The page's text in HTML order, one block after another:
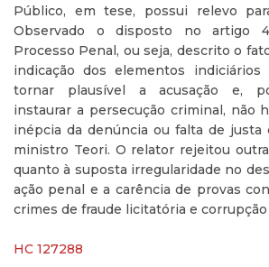
Público, em tese, possui relevo
Observado o disposto no artigo
Processo Penal, ou seja, descrito o
indicação dos elementos
tornar plausível a acusação e,
instaurar a persecução criminal, não
inépcia da denúncia ou falta de justa
ministro Teori. O relator rejeitou
quanto à suposta irregularidade no
ação penal e a carência de provas
crimes de fraude licitatória e corrupção
HC 127288